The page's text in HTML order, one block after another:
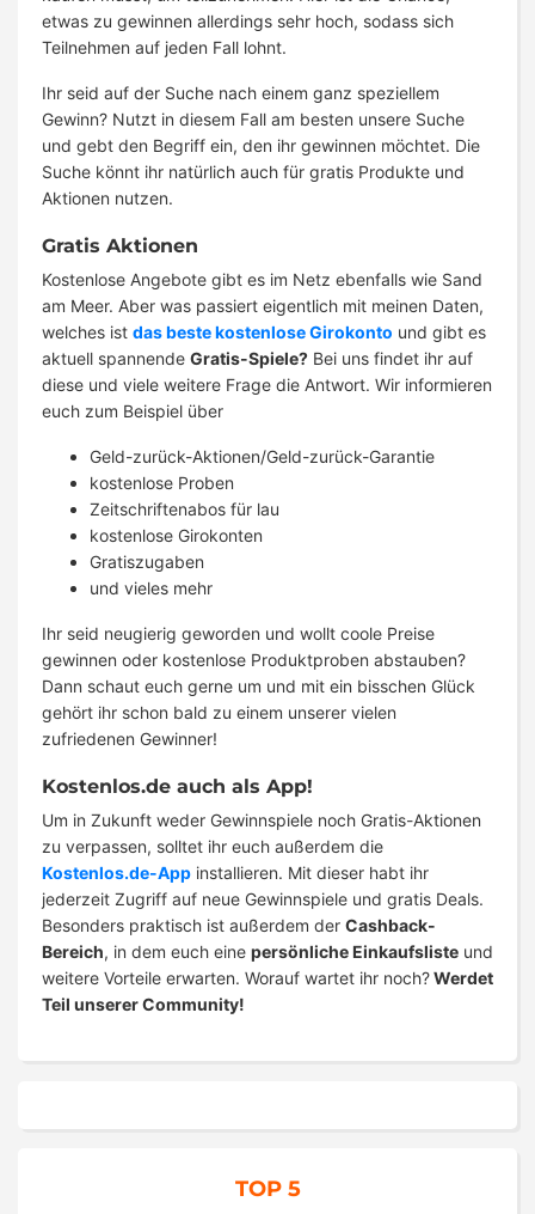
etwas zu gewinnen allerdings sehr hoch, sodass sich
Teilnehmen auf jeden Fall lohnt.
Ihr seid auf der Suche nach einem ganz speziellem
Gewinn? Nutzt in diesem Fall am besten unsere Suche
und gebt den Begriff ein, den ihr gewinnen möchtet. Die
Suche könnt ihr natürlich auch für gratis Produkte und
Aktionen nutzen.
Gratis Aktionen
Kostenlose Angebote gibt es im Netz ebenfalls wie Sand
am Meer. Aber was passiert eigentlich mit meinen Daten,
welches ist das beste kostenlose Girokonto und gibt es
aktuell spannende Gratis-Spiele? Bei uns findet ihr auf
diese und viele weitere Frage die Antwort. Wir informieren
euch zum Beispiel über
Geld-zurück-Aktionen/Geld-zurück-Garantie
kostenlose Proben
Zeitschriftenabos für lau
kostenlose Girokonten
Gratiszugaben
und vieles mehr
Ihr seid neugierig geworden und wollt coole Preise
gewinnen oder kostenlose Produktproben abstauben?
Dann schaut euch gerne um und mit ein bisschen Glück
gehört ihr schon bald zu einem unserer vielen
zufriedenen Gewinner!
Kostenlos.de auch als App!
Um in Zukunft weder Gewinnspiele noch Gratis-Aktionen
zu verpassen, solltet ihr euch außerdem die
Kostenlos.de-App installieren. Mit dieser habt ihr
jederzeit Zugriff auf neue Gewinnspiele und gratis Deals.
Besonders praktisch ist außerdem der Cashback-
Bereich, in dem euch eine persönliche Einkaufsliste und
weitere Vorteile erwarten. Worauf wartet ihr noch?Werdet
Teil unserer Community!
TOP 5